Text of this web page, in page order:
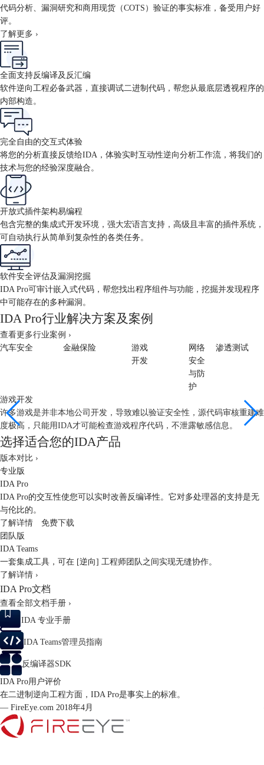
代码分析、漏洞研究和商用现货（COTS）验证的事实标准，备受用户好
评。
了解更多 ›
全面支持反编译及反汇编
软件逆向工程必备武器，直接调试二进制代码，帮您从最底层透视程序的
内部构造。
完全自由的交互式体验
将您的分析直接反馈给IDA，体验实时互动性逆向分析工作流，将我们的
技术与您的经验深度融合。
开放式插件架构易编程
包含完整的集成式开发环境，强大宏语言支持，高级且丰富的插件系统，
可自动执行从简单到复杂性的各类任务。
软件安全评估及漏洞挖掘
IDA Pro可审计嵌入式代码，帮您找出程序组件与功能，挖掘并发现程序
中可能存在的多种漏洞。
IDA Pro行业解决方案及案例
查看更多行业案例 ›
汽车安全
金融保险
游戏
开发
网络
安全
与防
护
渗透测试
游戏开发
许多游戏是并非本地公司开发，导致难以验证安全性，源代码审核重建难
度极高，只能用IDA才可能检查游戏程序代码，不泄露敏感信息。
选择适合您的IDA产品
版本对比 ›
专业版
IDA Pro
IDA Pro的交互性使您可以实时改善反编译性。它对多处理器的支持是无
与伦比的。
了解详情
免费下载
团队版
IDA Teams
一套集成工具，可在 [逆向] 工程师团队之间实现无缝协作。
了解详情 ›
IDA Pro文档
查看全部文档手册 ›
IDA 专业手册
IDA Teams管理员指南
反编译器SDK
IDA Pro用户评价
在二进制逆向工程方面，IDA Pro是事实上的标准。
— FireEye.com 2018年4月